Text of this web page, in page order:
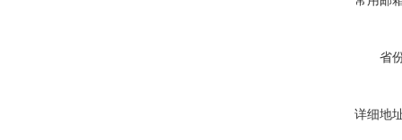
省
详细地